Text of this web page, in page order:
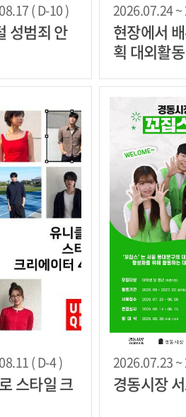
( D-10 )
성범죄 안
2026.07.24 ~
현장에서
획 대외활
( D-4 )
스타일 크
2026.07.23 ~
경동시장